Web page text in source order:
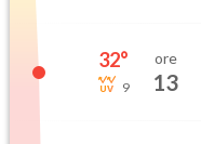
32°
9
ore
13